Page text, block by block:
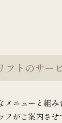
フトのサー
ニューと組み
がご案内させ